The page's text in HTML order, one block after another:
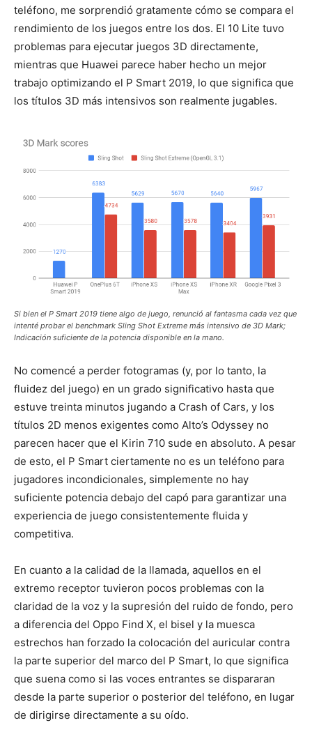
teléfono, me sorprendió gratamente cómo se compara el
rendimiento de los juegos entre los dos. El 10 Lite tuvo
problemas para ejecutar juegos 3D directamente,
mientras que Huawei parece haber hecho un mejor
trabajo optimizando el P Smart 2019, lo que significa que
los títulos 3D más intensivos son realmente jugables.
Si bien el P Smart 2019 tiene algo de juego, renunció al fantasma cada vez que
intenté probar el benchmark Sling Shot Extreme más intensivo de 3D Mark;
Indicación suficiente de la potencia disponible en la mano.
No comencé a perder fotogramas (y, por lo tanto, la
fluidez del juego) en un grado significativo hasta que
estuve treinta minutos jugando a Crash of Cars, y los
títulos 2D menos exigentes como Alto’s Odyssey no
parecen hacer que el Kirin 710 sude en absoluto. A pesar
de esto, el P Smart ciertamente no es un teléfono para
jugadores incondicionales, simplemente no hay
suficiente potencia debajo del capó para garantizar una
experiencia de juego consistentemente fluida y
competitiva.
En cuanto a la calidad de la llamada, aquellos en el
extremo receptor tuvieron pocos problemas con la
claridad de la voz y la supresión del ruido de fondo, pero
a diferencia del Oppo Find X, el bisel y la muesca
estrechos han forzado la colocación del auricular contra
la parte superior del marco del P Smart, lo que significa
que suena como si las voces entrantes se dispararan
desde la parte superior o posterior del teléfono, en lugar
de dirigirse directamente a su oído.